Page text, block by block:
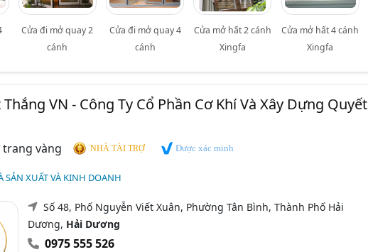
Cửa đi mở quay 2
cánh
Cửa đi mở quay 4
cánh
Cửa mở hất 2 cánh
Xingfa
Cửa mở hất 4 cánh
Xingfa
VN - Công Ty Cổ Phần Cơ Khí Và Xây Dựng Quyết
NHÀ TÀI TRỢ Được xác minh
SẢN XUẤT VÀ KINH DOANH
Số 48, Phố Nguyễn Viết Xuân, Phường Tân Bình, Thành Phố Hải
Dương, Hải Dương
0975 555 526